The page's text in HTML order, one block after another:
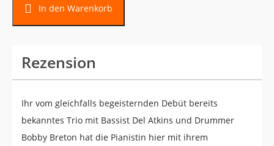
In den Warenkorb
Rezension
Ihr vom gleichfalls begeisternden Debüt bereits
bekanntes Trio mit Bassist Del Atkins und Drummer
Bobby Breton hat die Pianistin hier mit ihrem